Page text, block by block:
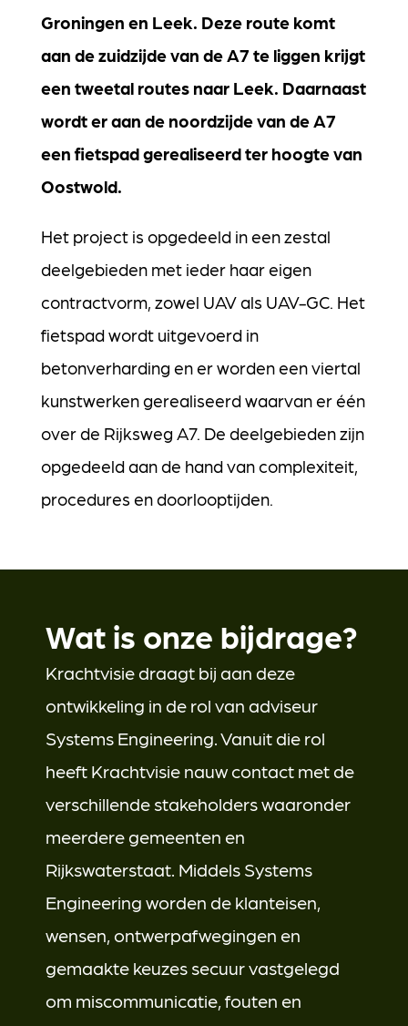
Groningen en Leek. Deze route komt
aan de zuidzijde van de A7 te liggen krijgt
een tweetal routes naar Leek. Daarnaast
wordt er aan de noordzijde van de A7
een fietspad gerealiseerd ter hoogte van
Oostwold.
Het project is opgedeeld in een zestal
deelgebieden met ieder haar eigen
contractvorm, zowel UAV als UAV-GC. Het
fietspad wordt uitgevoerd in
betonverharding en er worden een viertal
kunstwerken gerealiseerd waarvan er één
over de Rijksweg A7. De deelgebieden zijn
opgedeeld aan de hand van complexiteit,
procedures en doorlooptijden.
Wat is onze bijdrage?
Krachtvisie draagt bij aan deze
ontwikkeling in de rol van adviseur
Systems Engineering. Vanuit die rol
heeft Krachtvisie nauw contact met de
verschillende stakeholders waaronder
meerdere gemeenten en
Rijkswaterstaat. Middels Systems
Engineering worden de klanteisen,
wensen, ontwerpafwegingen en
gemaakte keuzes secuur vastgelegd
om miscommunicatie, fouten en